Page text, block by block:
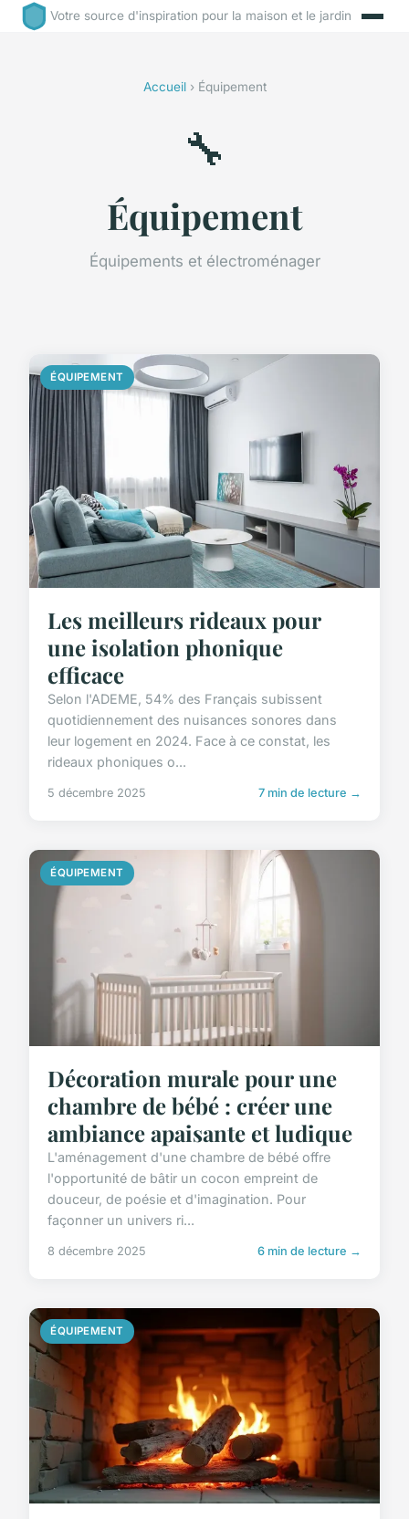
Votre source d'inspiration pour la maison et le jardin
Accueil› Équipement
🔧
Équipement
Équipements et électroménager
ÉQUIPEMENT
Les meilleurs rideaux pour
une isolation phonique
efficace
Selon l'ADEME, 54% des Français subissent
quotidiennement des nuisances sonores dans
leur logement en 2024. Face à ce constat, les
rideaux phoniques o...
5 décembre 2025 7 min de lecture →
ÉQUIPEMENT
Décoration murale pour une
chambre de bébé : créer une
ambiance apaisante et ludique
L'aménagement d'une chambre de bébé offre
l'opportunité de bâtir un cocon empreint de
douceur, de poésie et d'imagination. Pour
façonner un univers ri...
8 décembre 2025 6 min de lecture →
ÉQUIPEMENT